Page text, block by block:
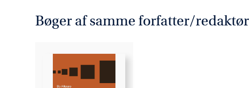
Bøger af samme forfatter/redaktør